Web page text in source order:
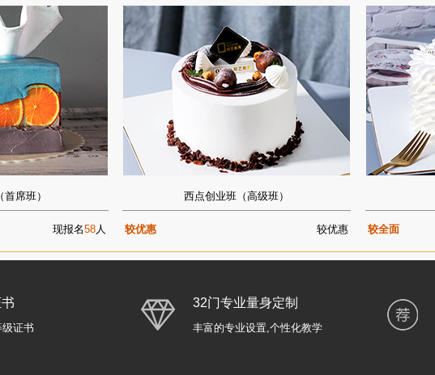
席班）
现报名58人
西点创业班（高级班）
较优惠 较优惠 较全面
证书
32门专业量身定制
丰富的专业设置,个性化教学